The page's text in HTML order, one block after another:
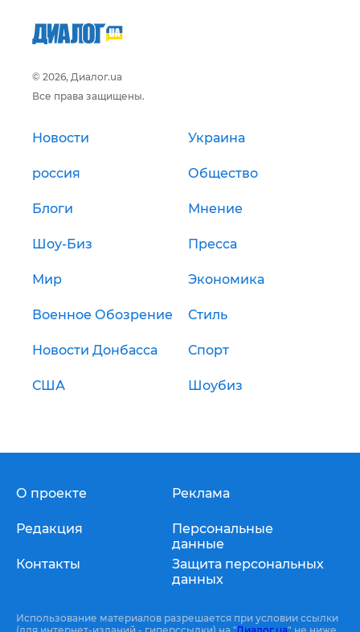
© 2026, Диалог.ua
Все права защищены.
Новости Украина
россия Общество
Блоги Мнение
Шоу-Биз Пресса
Мир Экономика
Военное Обозрение Стиль
Новости Донбасса Спорт
США Шоубиз
О проекте
Редакция
Контакты
Реклама
Персональные
данные
Защита персональных
данных
Использование материалов разрешается при условии ссылки